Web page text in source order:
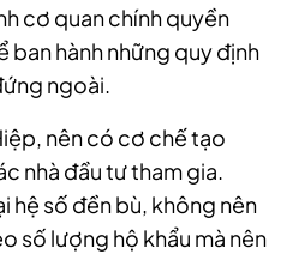
cơ quan chính quyền
hành những quy định
ngoài.
nên có cơ chế tạo
nhà đầu tư tham gia.
hệ số đền bù, không nên
số lượng hộ khẩu mà nên